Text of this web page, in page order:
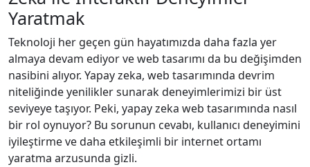
Yaratmak
Teknoloji her geçen gün hayatımızda daha fazla yer
almaya devam ediyor ve web tasarımı da bu değişimden
nasibini alıyor. Yapay zeka, web tasarımında devrim
niteliğinde yenilikler sunarak deneyimlerimizi bir üst
seviyeye taşıyor. Peki, yapay zeka web tasarımında nasıl
bir rol oynuyor? Bu sorunun cevabı, kullanıcı deneyimini
iyileştirme ve daha etkileşimli bir internet ortamı
yaratma arzusunda gizli.